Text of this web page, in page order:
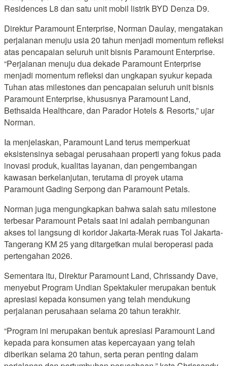
Residences L8 dan satu unit mobil listrik BYD Denza D9.
Direktur Paramount Enterprise, Norman Daulay, mengatakan
perjalanan menuju usia 20 tahun menjadi momentum refleksi
atas pencapaian seluruh unit bisnis Paramount Enterprise.
“Perjalanan menuju dua dekade Paramount Enterprise
menjadi momentum refleksi dan ungkapan syukur kepada
Tuhan atas milestones dan pencapaian seluruh unit bisnis
Paramount Enterprise, khususnya Paramount Land,
Bethsaida Healthcare, dan Parador Hotels & Resorts,” ujar
Norman.
Ia menjelaskan, Paramount Land terus memperkuat
eksistensinya sebagai perusahaan properti yang fokus pada
inovasi produk, kualitas layanan, dan pengembangan
kawasan berkelanjutan, terutama di proyek utama
Paramount Gading Serpong dan Paramount Petals.
Norman juga mengungkapkan bahwa salah satu milestone
terbesar Paramount Petals saat ini adalah pembangunan
akses tol langsung di koridor Jakarta-Merak ruas Tol Jakarta-
Tangerang KM 25 yang ditargetkan mulai beroperasi pada
pertengahan 2026.
Sementara itu, Direktur Paramount Land, Chrissandy Dave,
menyebut Program Undian Spektakuler merupakan bentuk
apresiasi kepada konsumen yang telah mendukung
perjalanan perusahaan selama 20 tahun terakhir.
“Program ini merupakan bentuk apresiasi Paramount Land
kepada para konsumen atas kepercayaan yang telah
diberikan selama 20 tahun, serta peran penting dalam